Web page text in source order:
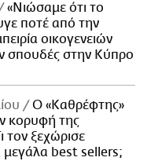
«Νιώσαμε ότι το
ποτέ από την
οικογενειών
σπουδές στην Κύπρο
Ο «Καθρέφτης»
κορυφή της
τον ξεχώρισε
μεγάλα best sellers;